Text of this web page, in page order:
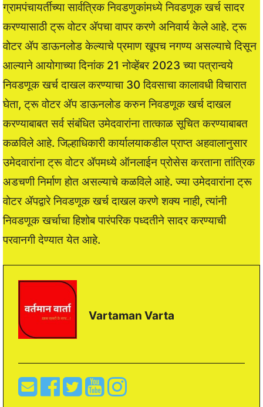
ग्रामपंचायर्तीच्या सार्वत्रिक निवडणुकांमध्ये निवडणूक खर्च सादर
करण्यासाठी ट्रू वोटर ॲपचा वापर करणे अनिवार्य केले आहे. ट्रू
वोटर ॲप डाऊनलोड केल्याचे प्रमाण खूपच नगण्य असल्याचे दिसून
आल्याने आयोगाच्या दिनांक 21 नोव्हेंबर 2023 च्या पत्रान्वये
निवडणूक खर्च दाखल करण्याचा 30 दिवसाचा कालावधी विचारात
घेता, ट्रू वोटर ॲप डाऊनलोड करुन निवडणूक खर्च दाखल
करण्याबाबत सर्व संबंधित उमेदवारांना तात्काळ सूचित करण्याबाबत
कळविले आहे. जिल्हाधिकारी कार्यालयाकडील प्राप्त अहवालानुसार
उमेदवारांना ट्रू वोटर ॲपमध्ये ऑनलाईन प्रोसेस करताना तांत्रिक
अडचणी निर्माण होत असल्याचे कळविले आहे. ज्या उमेदवारांना ट्रू
वोटर ॲपद्वारे निवडणूक खर्च दाखल करणे शक्य नाही, त्यांनी
निवडणूक खर्चाचा हिशोब पारंपरिक पध्दतीने सादर करण्याची
परवानगी देण्यात येत आहे.
Vartaman Varta